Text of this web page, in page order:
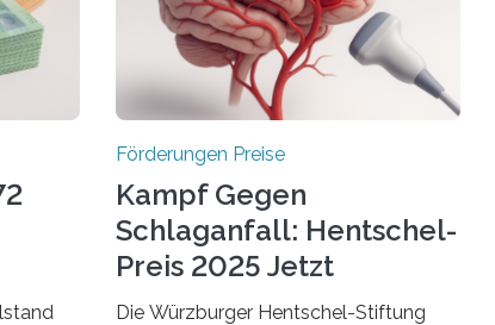
Förderungen Preise
Kampf Gegen
Schlaganfall: Hentschel-
Preis 2025 Jetzt
Ausgeschrieben
Die Würzburger Hentschel-Stiftung